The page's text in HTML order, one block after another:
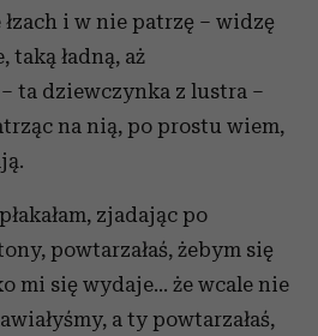
i w nie patrzę – widzę
ładną, aż
ta dziewczynka z lustra –
na nią, po prostu wiem,
zjadając po
powtarzałaś, żebym się
mi się wydaje… że wcale nie
a ty powtarzałaś,